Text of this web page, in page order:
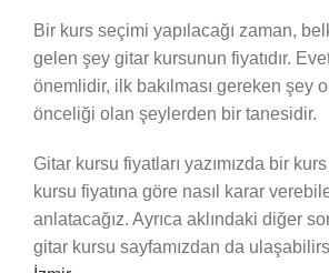
Bir kurs seçimi yapılacağı zaman,
gelen şey gitar kursunun fiyatıdır.
önemlidir, ilk bakılması gereken şey
önceliği olan şeylerden bir tanesidir.
Gitar kursu fiyatları yazımızda bir
kursu fiyatına göre nasıl karar
anlatacağız. Ayrıca aklındaki diğer
gitar kursu sayfamızdan da